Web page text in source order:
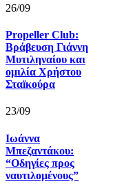
26/09
Propeller Club:
Βράβευση Γιάννη
Μυτιληναίου και
ομιλία Χρήστου
Σταïκούρα
23/09
Ιωάννα
Μπεζαντάκου:
“Οδηγίες προς
ναυτιλομένους”